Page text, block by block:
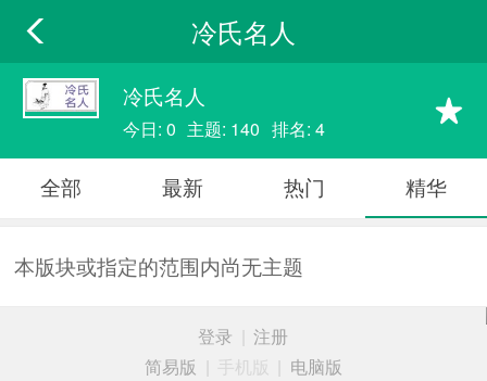
冷氏名人
冷氏名人
今日: 0 主题: 140 排名: 4
全部 最新 热门 精华
本版块或指定的范围内尚无主题
登录
注册
简易版
手机版
电脑版